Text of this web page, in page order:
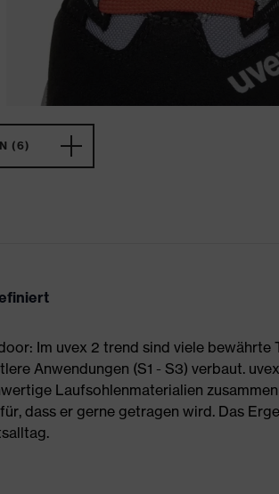
(6)
Im uvex 2 trend sind viele bewährte
Anwendungen (S1 - S3) verbaut.
Laufsohlenmaterialien
dass er gerne getragen wird. Das